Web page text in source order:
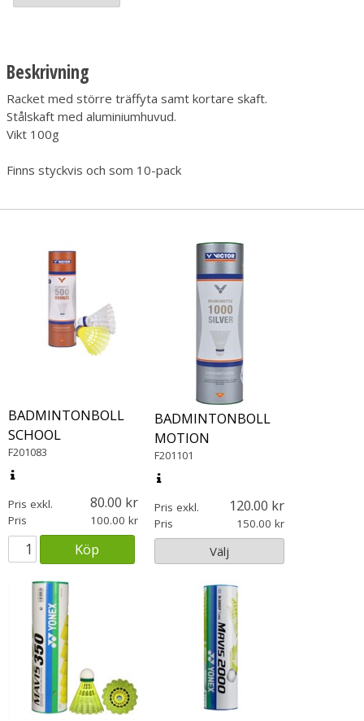
Beskrivning
Racket med större träffyta samt kortare skaft.
Stålskaft med aluminiumhuvud.
Vikt 100g
Finns styckvis och som 10-pack
BADMINTONBOLL
SCHOOL
F201083
Pris exkl. 80.00
Pris 100.00
Köp
BADMINTONBOLL
MOTION
F201101
Pris exkl. 120.00
Pris 150.00
Välj